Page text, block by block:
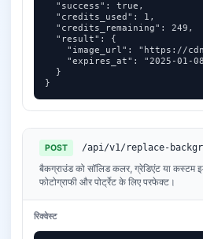
  "success": true,
  "credits_used": 1,
  "credits_remaining": 249,
  "result": {
"image_url": "https://
"expires_at": "2025-01-
  }
}
POST /api/v1/replace-
बैकग्राउंड को सॉलिड कलर, ग्रेडिएंट या कस्टम
फोटोग्राफी और पोर्ट्रेट के लिए परफेक्ट।
रिक्वेस्ट